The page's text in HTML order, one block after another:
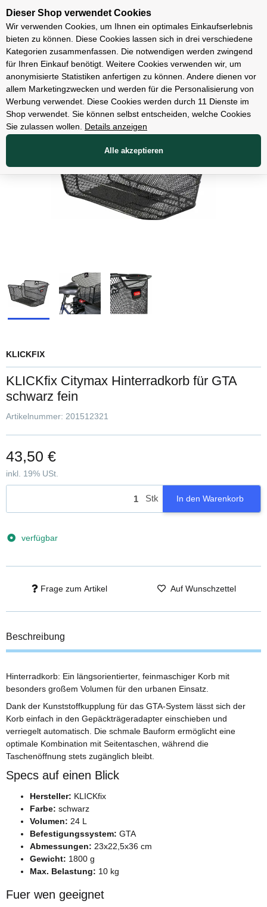
Unsere Filialen
Zubehör
KLICKFIX
KLICKfix Citymax Hinterradkorb für GTA
schwarz fein
Artikelnummer: 201512321
43,50 €
inkl. 19% USt.
Stk In den Warenkorb
verfügbar
Frage zum Artikel Auf Wunschzettel
Beschreibung
Hinterradkorb: Ein längsorientierter, feinmaschiger Korb mit
besonders großem Volumen für den urbanen Einsatz.
Dank der Kunststoffkupplung für das GTA-System lässt sich der
Korb einfach in den Gepäckträgeradapter einschieben und
verriegelt automatisch. Die schmale Bauform ermöglicht eine
optimale Kombination mit Seitentaschen, während die
Taschenöffnung stets zugänglich bleibt.
Specs auf einen Blick
Hersteller: KLICKfix
Farbe: schwarz
Volumen: 24 L
Befestigungssystem: GTA
Abmessungen: 23x22,5x36 cm
Gewicht: 1800 g
Max. Belastung: 10 kg
Fuer wen geeignet
Dieser Shop verwendet Cookies
Wir verwenden Cookies, um Ihnen ein optimales Einkaufserlebnis
bieten zu können. Diese Cookies lassen sich in drei verschiedene
Kategorien zusammenfassen. Die notwendigen werden zwingend
für Ihren Einkauf benötigt. Weitere Cookies verwenden wir, um
anonymisierte Statistiken anfertigen zu können. Andere dienen vor
allem Marketingzwecken und werden für die Personalisierung von
Werbung verwendet. Diese Cookies werden durch 11 Dienste im
Shop verwendet. Sie können selbst entscheiden, welche Cookies
Sie zulassen wollen.
Details anzeigen
Alle akzeptieren